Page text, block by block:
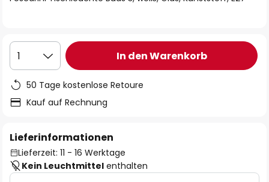
1 In den Warenkorb
50 Tage kostenlose Retoure
Kauf auf Rechnung
Lieferinformationen
Lieferzeit: 11 - 16 Werktage
Kein Leuchtmittel enthalten